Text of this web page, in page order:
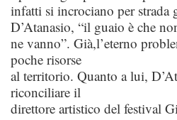
infatti si incrociano per strada
D’Atanasio, “il guaio è che
ne vanno”. Già,l’eterno
poche risorse
al territorio. Quanto a lui,
riconciliare il
direttore artistico del festival